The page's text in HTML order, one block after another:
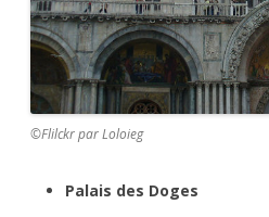
©Flilckr par Loloieg
Palais des Doges